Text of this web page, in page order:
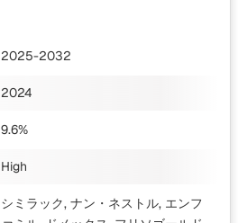
2025-2032
2024
9.6%
High
シミラック, ナン・ネストル, エンフ